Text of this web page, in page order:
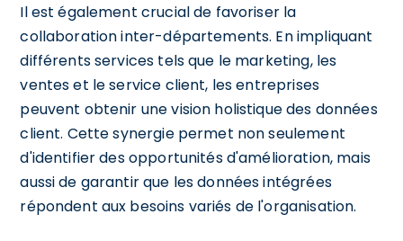
Il est également crucial de favoriser la
collaboration inter-départements. En impliquant
différents services tels que le marketing, les
ventes et le service client, les entreprises
peuvent obtenir une vision holistique des données
client. Cette synergie permet non seulement
d'identifier des opportunités d'amélioration, mais
aussi de garantir que les données intégrées
répondent aux besoins variés de l'organisation.